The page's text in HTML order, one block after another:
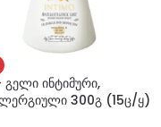
გელი ინტიმური,
300გ (15ც/ყ)